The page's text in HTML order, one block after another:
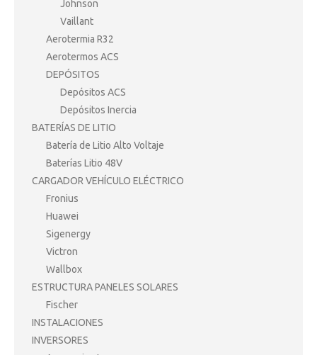
Johnson
Vaillant
Aerotermia R32
Aerotermos ACS
DEPÓSITOS
Depósitos ACS
Depósitos Inercia
BATERÍAS DE LITIO
Batería de Litio Alto Voltaje
Baterías Litio 48V
CARGADOR VEHÍCULO ELÉCTRICO
Fronius
Huawei
Sigenergy
Victron
Wallbox
ESTRUCTURA PANELES SOLARES
Fischer
INSTALACIONES
INVERSORES